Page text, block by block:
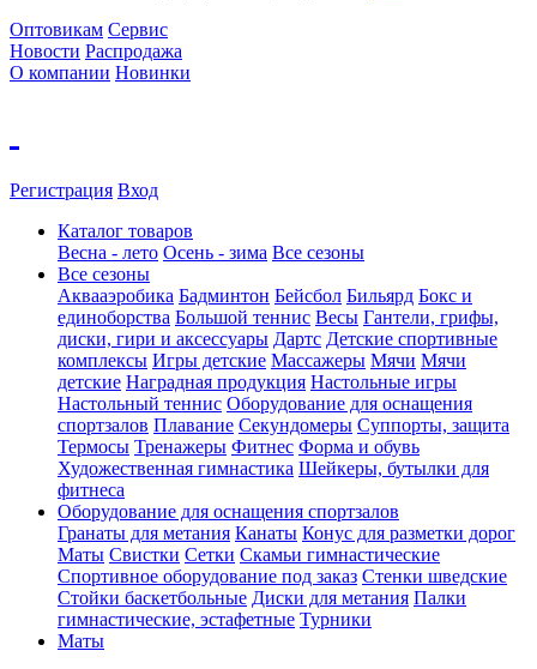
Оптовикам Сервис
Новости Распродажа
О компании Новинки
Регистрация Вход
Каталог товаров
Весна - лето Осень - зима Все сезоны
Все сезоны
Аквааэробика Бадминтон Бейсбол Бильярд Бокс и
единоборства Большой теннис Весы Гантели, грифы,
диски, гири и аксессуары Дартс Детские спортивные
комплексы Игры детские Массажеры Мячи Мячи
детские Наградная продукция Настольные игры
Настольный теннис Оборудование для оснащения
спортзалов Плавание Секундомеры Суппорты, защита
Термосы Тренажеры Фитнес Форма и обувь
Художественная гимнастика Шейкеры, бутылки для
фитнеса
Оборудование для оснащения спортзалов
Гранаты для метания Канаты Конус для разметки дорог
Маты Свистки Сетки Скамьи гимнастические
Спортивное оборудование под заказ Стенки шведские
Стойки баскетбольные Диски для метания Палки
гимнастические, эстафетные Турники
Маты